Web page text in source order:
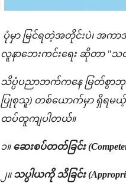
ပုံမှာ မြင်ရတဲ့အတိုင်းပဲ၊ အကာ
လူနာဘေးကင်းရေး ဆိုတာ "သတိ
သိပ္ပံပညာဘက်ကနေ မြတ်စွာဘု
ပြုစုသူ) တစ်ယောက်မှာ ရှိရမယ့် အ
ထပ်တူကျပါတယ်။
၁။ ဆေးစပ်တတ်ခြင်း
၂။ သပ္ပါယကို သိခြင်း